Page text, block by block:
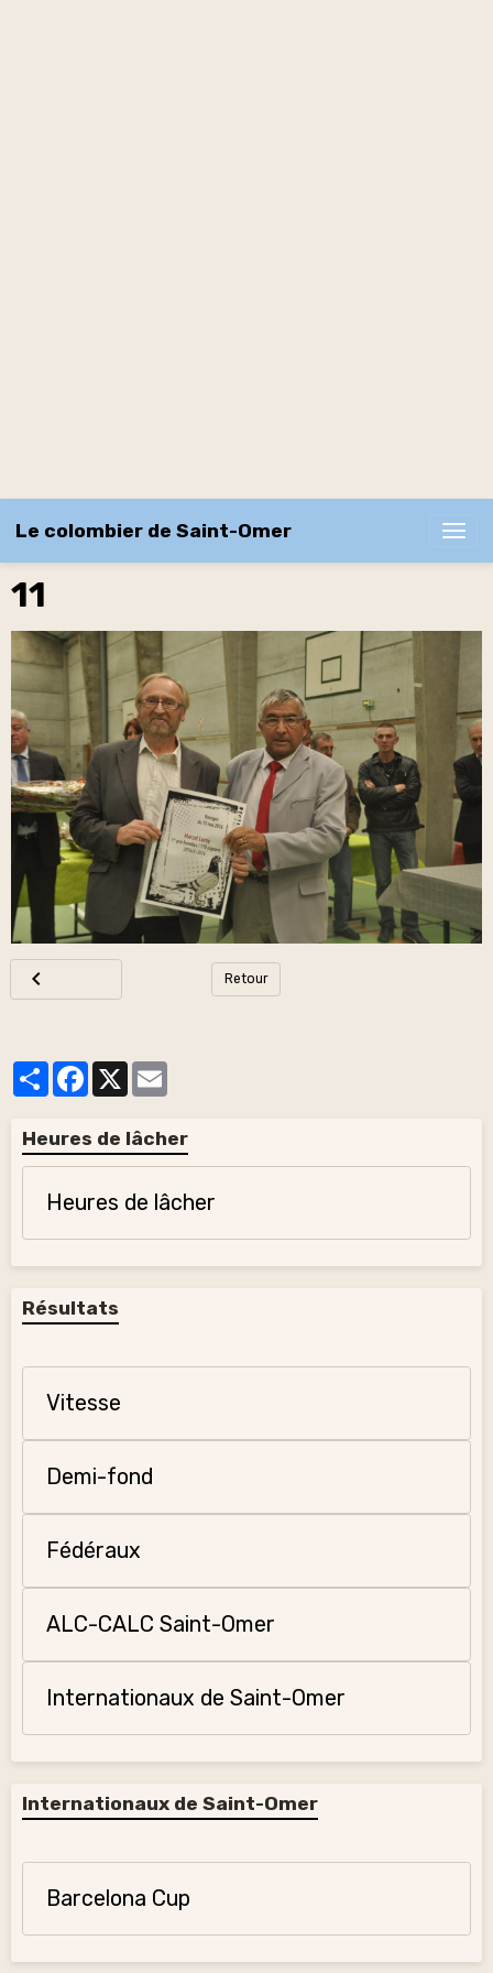
Le colombier de Saint-Omer
11
Retour
PartagerFacebook
Heures de lâcher
Heures de lâcher
Résultats
Vitesse
Demi-fond
Fédéraux
ALC-CALC Saint-Omer
Internationaux de Saint-Omer
Internationaux de Saint-Omer
Barcelona Cup